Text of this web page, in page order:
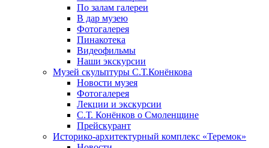
По залам галереи
В дар музею
Фотогалерея
Пинакотека
Видеофильмы
Наши экскурсии
Музей скульптуры С.Т.Конёнкова
Новости музея
Фотогалерея
Лекции и экскурсии
С.Т. Конёнков о Смоленщине
Прейскурант
Историко-архитектурный комплекс «Теремок»